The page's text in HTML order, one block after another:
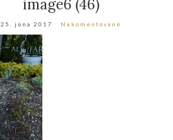
image6 (46)
25. júna 2017 Nekomentované